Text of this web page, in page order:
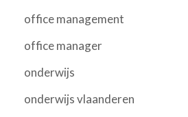
office management
office manager
onderwijs
onderwijs vlaanderen